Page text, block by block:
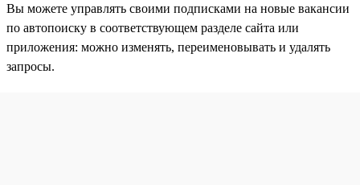
Вы можете управлять своими подписками на новые вакансии
по автопоиску в соответствующем разделе сайта или
приложения: можно изменять, переименовывать и удалять
запросы.